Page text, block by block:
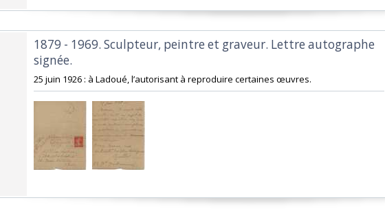
‎1879 - 1969. Sculpteur, peintre et graveur. Lettre autographe
signée.‎
‎25 juin 1926 : à Ladoué, l’autorisant à reproduire certaines œuvres. ‎